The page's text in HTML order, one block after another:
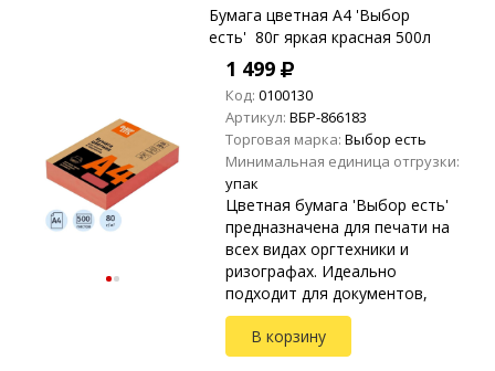
Бумага цветная A4 'Выбор
есть' 80г яркая красная 500л
1 499
Код: 0100130
Артикул: ВБР-866183
Торговая марка: Выбор есть
Минимальная единица отгрузки:
упак
Цветная бумага 'Выбор есть'
предназначена для печати на
всех видах оргтехники и
ризографах. Идеально
подходит для документов,
презентаций, рекламных
материалов, открыток.
Упакована в прозрачные
В корзину